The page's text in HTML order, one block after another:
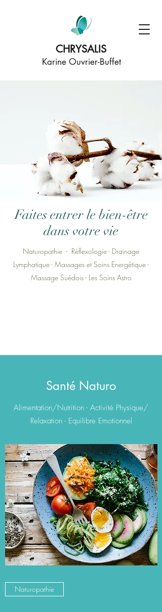
CHRYSALIS
Karine Ouvrier-Buffet
Faites entrer le bien-être
dans votre vie
Naturopathie - Réflexologie - Drainage
Lymphatique - Massages et Soins Energétique -
Massage Suédois - Les Soins Astro
Santé Naturo
Alimentation/Nutrition - Activité Physique/
Relaxation - Equilibre Emotionnel
Naturopathie